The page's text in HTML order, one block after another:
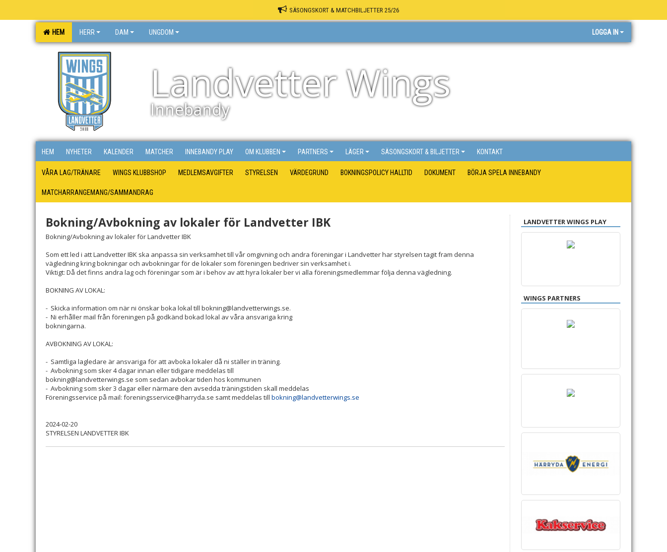
SÄSONGSKORT & MATCHBILJETTER 25/26
HEM HERR DAM UNGDOM LOGGA IN
Landvetter Wings
Innebandy
HEM NYHETER KALENDER MATCHER INNEBANDY PLAY OM KLUBBEN PARTNERS LÄGER SÄSONGSKORT & BILJETTER KONTAKT
VÅRA LAG/TRÄNARE WINGS KLUBBSHOP MEDLEMSAVGIFTER STYRELSEN VÄRDEGRUND BOKNINGSPOLICY HALLTID DOKUMENT BÖRJA SPELA INNEBANDY
MATCHARRANGEMANG/SAMMANDRAG
Bokning/Avbokning av lokaler för Landvetter IBK
Bokning/Avbokning av lokaler för Landvetter IBK
Som ett led i att Landvetter IBK ska anpassa sin verksamhet till vår omgivning och andra föreningar i Landvetter har styrelsen tagit fram denna
vägledning kring bokningar och avbokningar för de lokaler som föreningen bedriver sin verksamhet i.
Viktigt: Då det finns andra lag och föreningar som är i behov av att hyra lokaler ber vi alla föreningsmedlemmar följa denna vägledning.
BOKNING AV LOKAL:
- Skicka information om när ni önskar boka lokal till bokning@landvetterwings.se.
- Ni erhåller mail från föreningen på godkänd bokad lokal av våra ansvariga kring
bokningarna.
AVBOKNING AV LOKAL:
- Samtliga lagledare är ansvariga för att avboka lokaler då ni ställer in träning.
- Avbokning som sker 4 dagar innan eller tidigare meddelas till
bokning@landvetterwings.se som sedan avbokar tiden hos kommunen
- Avbokning som sker 3 dagar eller närmare den avsedda träningstiden skall meddelas
Föreningsservice på mail: foreningsservice@harryda.se samt meddelas till bokning@landvetterwings.se
2024-02-20
STYRELSEN LANDVETTER IBK
LANDVETTER WINGS PLAY
WINGS PARTNERS